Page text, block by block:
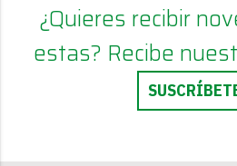
¿Quieres recibir
estas? Recibe